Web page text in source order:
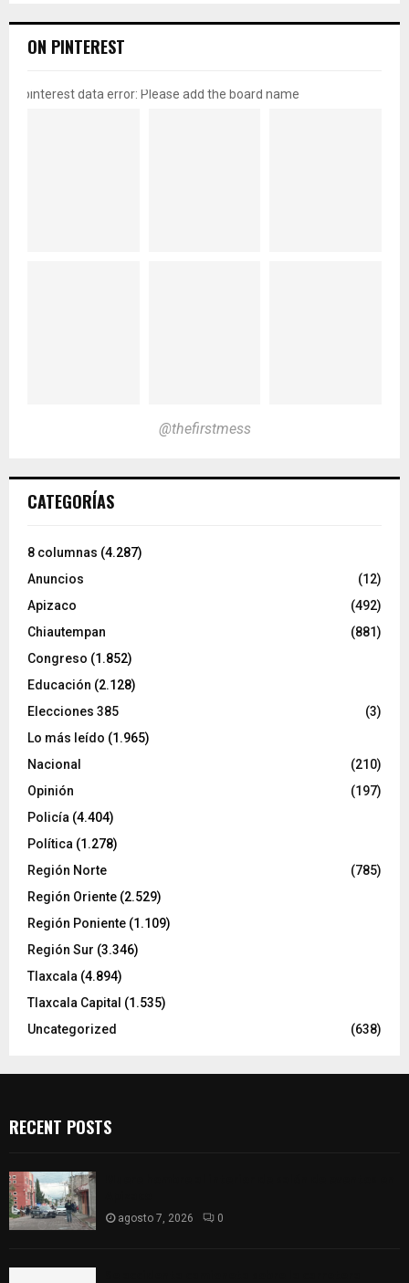
ON PINTEREST
pinterest data error: Please add the board name
@thefirstmess
CATEGORÍAS
8 columnas (4.287)
Anuncios
(12)
Apizaco
(492)
Chiautempan
(881)
Congreso (1.852)
Educación (2.128)
Elecciones 385
(3)
Lo más leído (1.965)
Nacional
(210)
Opinión
(197)
Policía (4.404)
Política (1.278)
Región Norte
(785)
Región Oriente (2.529)
Región Poniente (1.109)
Región Sur (3.346)
Tlaxcala (4.894)
Tlaxcala Capital (1.535)
Uncategorized
(638)
RECENT POSTS
agosto 7, 2026 0